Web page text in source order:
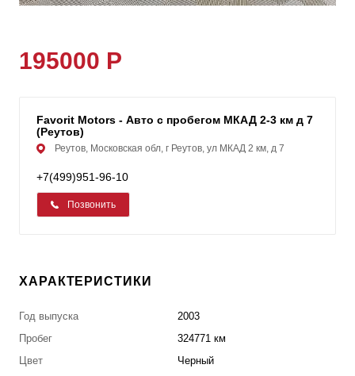
195000 Р
Favorit Motors - Авто с пробегом МКАД 2-3 км д 7
(Реутов)
Реутов, Московская обл, г Реутов, ул МКАД 2 км, д 7
+7(499)951-96-10
Позвонить
ХАРАКТЕРИСТИКИ
Год выпуска
2003
Пробег
324771 км
Цвет
Черный